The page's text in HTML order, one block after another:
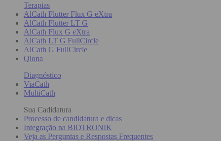
Terapias
AlCath Flutter Flux G eXtra
AlCath Flutter LT G
AlCath Flux G eXtra
AlCath LT G FullCircle
AlCath G FullCircle
Qiona
Diagnóstico
ViaCath
MultiCath
Sua Cadidatura
Processo de candidatura e dicas
Integração na BIOTRONIK
Veja as Perguntas e Respostas Frequentes